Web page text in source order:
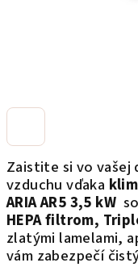
Zaistite si vo
vzduchu vďaka
ARIA AR5 3,5 kW
HEPA filtrom,
zlatými lamelami,
vám zabezpečí